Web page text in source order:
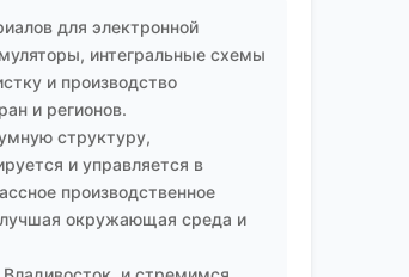
для электронной
интегральные схемы
и производство
и регионов.
структуру,
и управляется в
производственное
лучшая окружающая среда и